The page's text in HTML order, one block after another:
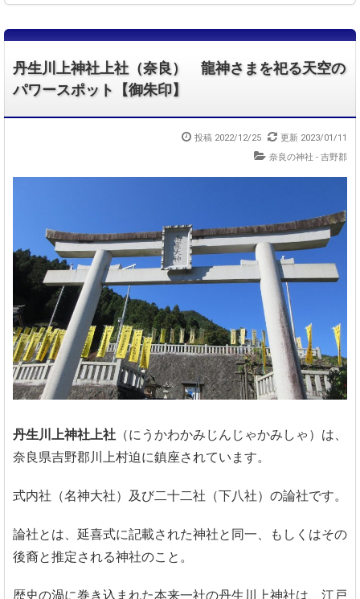
丹生川上神社上社（奈良） 龍神さまを祀る天空の
パワースポット【御朱印】
投稿 2022/12/25
更新 2023/01/11
奈良の神社 - 吉野郡
丹生川上神社上社 （にうかわかみじんじゃかみしゃ）は、
奈良県吉野郡川上村迫に鎮座されています。
式内社（名神大社）及び二十二社（下八社）の論社です。
論社とは、延喜式に記載された神社と同一、もしくはその
後裔と推定される神社のこと。
歴史の渦に巻き込まれた本来一社の丹生川上神社は、江戸